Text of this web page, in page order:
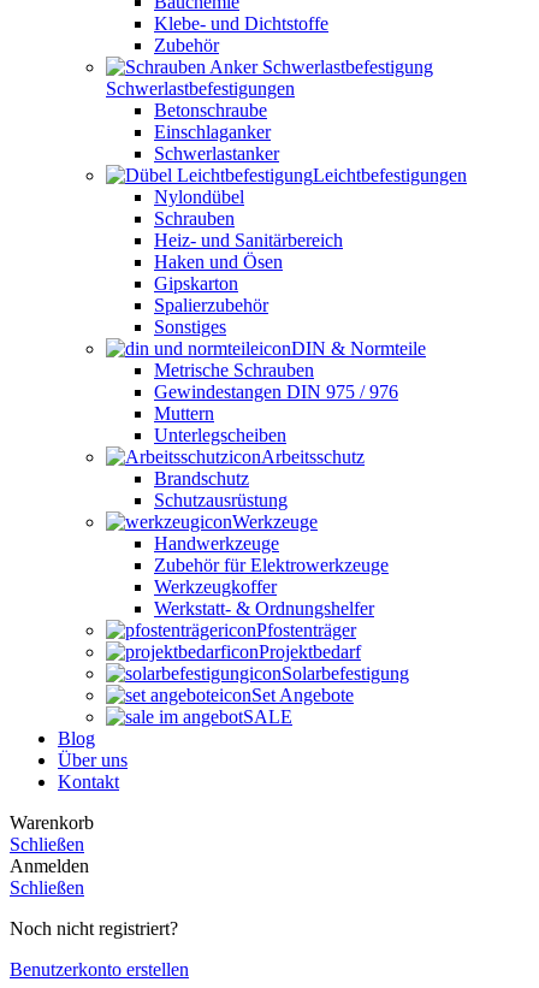
Klebe- und Dichtstoffe
Zubehör
Schwerlastbefestigungen
Betonschraube
Einschlaganker
Schwerlastanker
Leichtbefestigungen
Nylondübel
Schrauben
Heiz- und Sanitärbereich
Haken und Ösen
Gipskarton
Spalierzubehör
Sonstiges
DIN & Normteile
Metrische Schrauben
Gewindestangen DIN 975 / 976
Muttern
Unterlegscheiben
Arbeitsschutz
Brandschutz
Schutzausrüstung
Werkzeuge
Handwerkzeuge
Zubehör für Elektrowerkzeuge
Werkzeugkoffer
Werkstatt- & Ordnungshelfer
Pfostenträger
Projektbedarf
Solarbefestigung
Set Angebote
SALE
Blog
Über uns
Kontakt
Warenkorb
Schließen
Anmelden
Schließen
Noch nicht registriert?
Benutzerkonto erstellen